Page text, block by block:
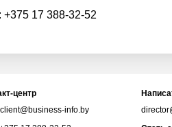
+375 17 388-32-52
центр
client@business-info.by